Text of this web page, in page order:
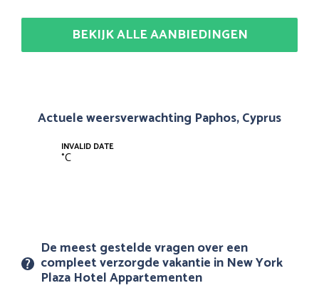
BEKIJK ALLE AANBIEDINGEN
Actuele weersverwachting Paphos, Cyprus
INVALID DATE
°C
De meest gestelde vragen over een
compleet verzorgde vakantie in New York
Plaza Hotel Appartementen